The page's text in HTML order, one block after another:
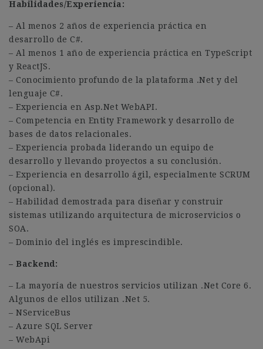
Habilidades/Experiencia:
– Al menos 2 años de experiencia práctica en
desarrollo de C#.
– Al menos 1 año de experiencia práctica en TypeScript
y ReactJS.
– Conocimiento profundo de la plataforma .Net y del
lenguaje C#.
– Experiencia en Asp.Net WebAPI.
– Competencia en Entity Framework y desarrollo de
bases de datos relacionales.
– Experiencia probada liderando un equipo de
desarrollo y llevando proyectos a su conclusión.
– Experiencia en desarrollo ágil, especialmente SCRUM
(opcional).
– Habilidad demostrada para diseñar y construir
sistemas utilizando arquitectura de microservicios o
SOA.
– Dominio del inglés es imprescindible.
– Backend:
– La mayoría de nuestros servicios utilizan .Net Core 6.
Algunos de ellos utilizan .Net 5.
– NServiceBus
– Azure SQL Server
– WebApi